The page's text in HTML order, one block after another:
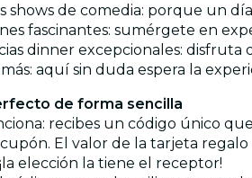
shows de comedia: porque un
fascinantes: sumérgete en
dinner excepcionales: disfruta
aquí sin duda espera la
de forma sencilla
recibes un código único
El valor de la tarjeta
elección la tiene el receptor!